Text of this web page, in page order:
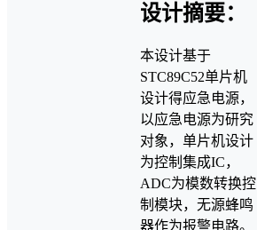
设计摘要：
本设计基于
STC89C52单片机
设计得应急电源，
以应急电源为研究
对象，单片机设计
为控制集成IC，
ADC为模数转换控
制模块，无源蜂鸣
器作为报警电路。